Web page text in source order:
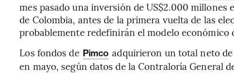
mes pasado una inversión de US$2.000 millones
de Colombia, antes de la primera vuelta de las
probablemente redefinirán el modelo económico
Los fondos de Pimco adquirieron un total neto de
en mayo, según datos de la Contraloría General